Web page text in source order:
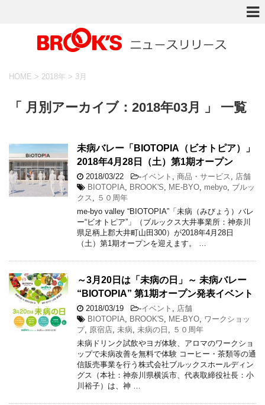
HOME > 2018年 > 3月
「 月別アーカイブ：2018年03月 」 一覧
未病バレー「BIOTOPIA（ビオトピア）」
2018年4月28日（土）第1期オープン
2018/03/22 -イベント 商品・サービス
店舗
BIOTOPIA
BROOK'S ME-BYO mebyo ブルッ
クス
５０周年
me-byo valley “BIOTOPIA”「未病（みびょう）バレ
ー“ビオトピア”」（ブルックス大井事業所：神奈川
県足柄上郡大井町山田300）が2018年4月28日
（土）第1期オープンを迎えます。 …
～3月20日は「未病の日」～ 未病バレー
“BIOTOPIA” 第1期オープン発表イベント
2018/03/19 -イベント
店舗
BIOTOPIA
BROOK'S ME-BYO ワークショッ
プ, 原宿店 未病 未病の日
５０周年
未病ドリンク試飲やヨガ体験、アロマのワークショ
ップで未病改善を無料で体験 コーヒー・茶類等の通
信販売事業を行う株式会社ブルックスホールディン
グス（本社：神奈川県横浜市、代表取締役社長：小
川裕子）は、神 …